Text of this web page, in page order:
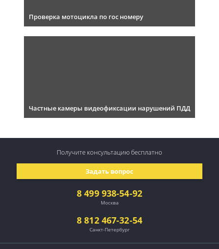
Проверка мотоцикла по гос номеру
Частные камеры видеофиксации нарушений ПДД
8 499 938-54-92
Москва
8 812 467-32-54
Санкт-Петербург
Задать вопрос
Получите консультациюбесплатно